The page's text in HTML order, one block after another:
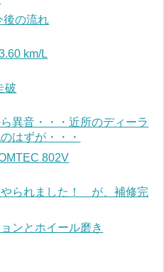
の流れ
km/L
破
異音・・・近所のディーラ
はずが・・・
802V
やられました！ が、補修完
ンとホイール磨き